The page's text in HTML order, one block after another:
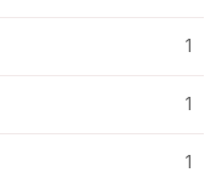
1
1
1